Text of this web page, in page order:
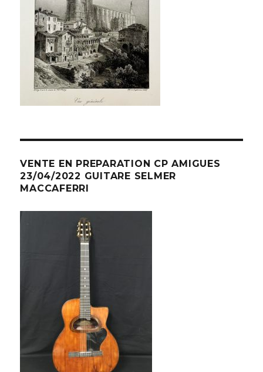
VENTE EN PREPARATION CP AMIGUES
23/04/2022 GUITARE SELMER
MACCAFERRI